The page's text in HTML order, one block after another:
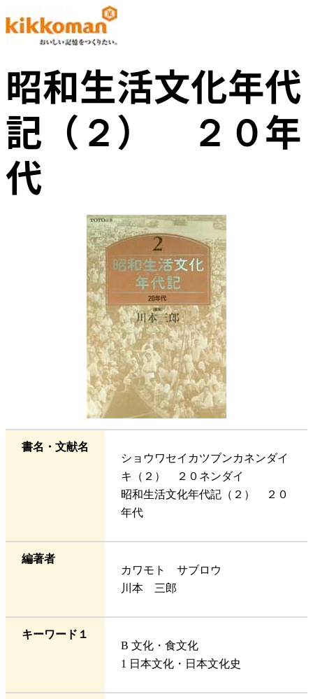
昭和生活文化年代
記（２） ２０年
代
書名・文献名
ショウワセイカツブンカネンダイ
キ（２） ２０ネンダイ
昭和生活文化年代記（２） ２０
年代
編著者
カワモト サブロウ
川本 三郎
キーワード１
B 文化・食文化
1 日本文化・日本文化史